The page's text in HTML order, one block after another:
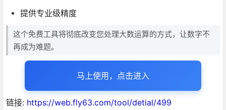
提供专业级精度
这个免费工具将彻底改变您处理大数运算的方式，让数字不
再成为难题。
马上使用，点击进入
链接: https://web.fly63.com/tool/detial/499